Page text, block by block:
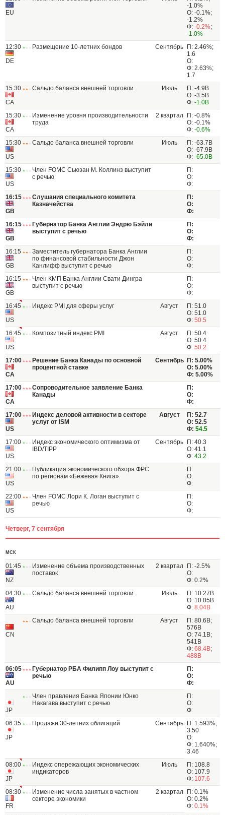
EU
-1.0%
О: -0.1%;
-1.2%
Ф: -0.2%;
-1.0%
12:30
DE
Размещение 10-летних бондов Сентябрь
П: 2.46%;
1.6
О:
Ф: 2.63%;
1.7
15:30
CA
Сальдо баланса внешней торговли Июль
П: -4.9B
О: -3.5B
Ф: -1.0B
15:30
CA
Изменение уровня производительности
труда
2 квартал
П: -0.8%
О: -0.1%
Ф: -0.6%
15:30
US
Сальдо баланса внешней торговли Июль
П: -63.7B
О: -67.9B
Ф: -65.0B
15:30
US
Член FOMC Сьюзан М. Коллинз выступит
с речью
П:
О:
Ф:
16:15
GB
Слушания специального комитета
Казначейства
П:
О:
Ф:
16:15
GB
Губернатор Банка Англии Эндрю Бэйли
выступит с речью
П:
О:
Ф:
16:15
GB
Заместитель губернатора Банка Англии
по финансовой стабильности Джон
Канлифф выступит с речью
П:
О:
Ф:
16:15
GB
Член КМП Банка Англии Свати Дингра
выступит с речью
П:
О:
Ф:
16:45
US
Индекс PMI для сферы услуг Август
П: 51.0
О: 51.0
Ф: 50.5
16:45
US
Композитный индекс PMI Август
П: 50.4
О: 50.4
Ф: 50.2
17:00
CA
Решение Банка Канады по основной
процентной ставке
Сентябрь
П: 5.00%
О: 5.00%
Ф: 5.00%
17:00
CA
Сопроводительное заявление Банка
Канады
П:
О:
Ф:
17:00
US
Индекс деловой активности в секторе
услуг от ISM
Август
П: 52.7
О: 52.5
Ф: 54.5
17:00
US
Индекс экономического оптимизма от
IBD/TIPP
Сентябрь
П: 40.3
О: 41.1
Ф: 43.2
21:00
US
Публикация экономического обзора ФРС
по регионам «Бежевая Книга»
П:
О:
Ф:
22:00
US
Член FOMC Лори К. Логан выступит с
речью
П:
О:
Ф:
Четверг, 7 сентября
МСК
01:45
NZ
Изменение объема производственных
поставок
2 квартал
П: -2.5%
О:
Ф: 0.2%
04:30
AU
Сальдо баланса внешней торговли Июль
П: 10.27B
О: 10.05B
Ф: 8.04B
CN
Сальдо баланса внешней торговли Август
П: 80.6B;
576B
О: 74.1B;
541B
Ф: 68.4B;
488B
06:05
AU
Губернатор РБА Филипп Лоу выступит с
речью
П:
О:
Ф:
JP
Член правления Банка Японии Юнко
Накагава выступит с речью
П:
О:
Ф:
06:35
JP
Продажи 30-летних облигаций Сентябрь
П: 1.593%;
3.50
О:
Ф: 1.640%;
3.46
08:00
JP
Индекс опережающих экономических
индикаторов
Июль
П: 108.8
О: 107.9
Ф: 107.6
08:30
FR
Изменение числа занятых в частном
секторе экономики
2 квартал
П: 0.1%
О: 0.2%
Ф: 0.1%